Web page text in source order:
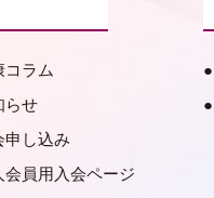
コラム
らせ
申し込み
会員用入会ページ